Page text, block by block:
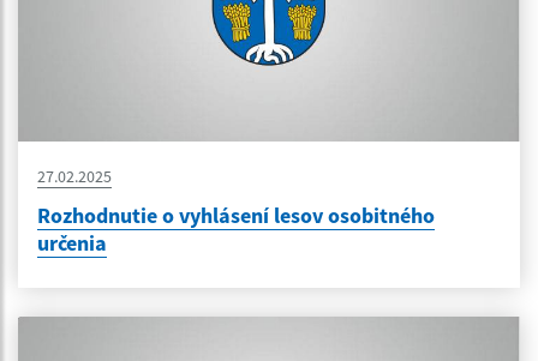
27.02.2025
Rozhodnutie o vyhlásení lesov osobitného
určenia